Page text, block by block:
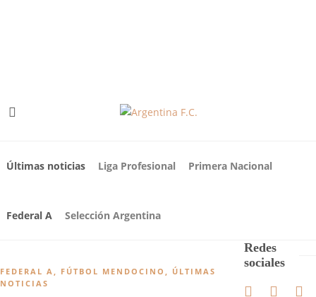
Últimas noticias Liga Profesional Primera Nacional
Federal A Selección Argentina
FEDERAL A, FÚTBOL MENDOCINO , ÚLTIMAS
NOTICIAS
Redes
sociales